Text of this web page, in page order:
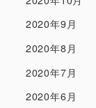
2020年9月
2020年8月
2020年7月
2020年6月